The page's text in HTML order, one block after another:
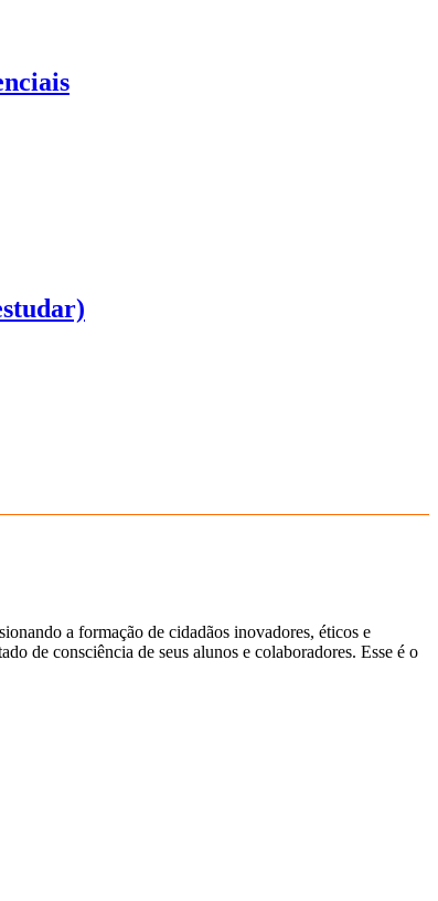
a formação de cidadãos inovadores, éticos e
de consciência de seus alunos e colaboradores. Esse é o